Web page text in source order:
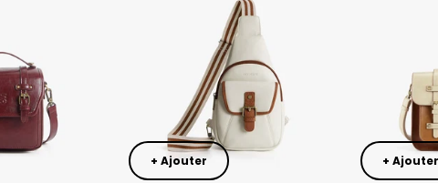
+ Ajouter + Ajouter